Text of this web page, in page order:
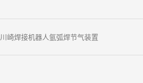
川崎焊接机器人氩弧焊节气装置